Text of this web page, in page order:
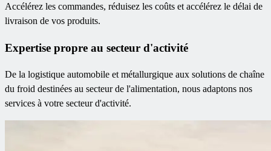
Accélérez les commandes, réduisez les coûts et accélérez le délai de
livraison de vos produits.
Expertise propre au secteur d'activité
De la logistique automobile et métallurgique aux solutions de chaîne
du froid destinées au secteur de l'alimentation, nous adaptons nos
services à votre secteur d'activité.